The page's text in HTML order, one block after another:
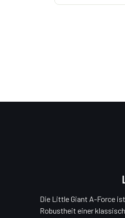
Die Little Giant A-Force
Robustheit einer